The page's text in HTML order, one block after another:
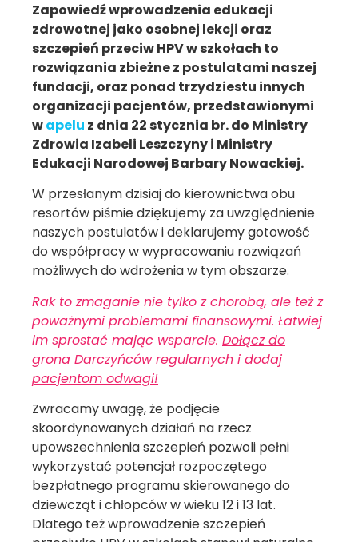
Zapowiedź wprowadzenia edukacji
zdrowotnej jako osobnej lekcji oraz
szczepień przeciw HPV w szkołach to
rozwiązania zbieżne z postulatami naszej
fundacji, oraz ponad trzydziestu innych
organizacji pacjentów, przedstawionymi
wapelu z dnia 22 stycznia br. do Ministry
Zdrowia Izabeli Leszczyny i Ministry
Edukacji Narodowej Barbary Nowackiej.
W przesłanym dzisiaj do kierownictwa obu
resortów piśmie dziękujemy za uwzględnienie
naszych postulatów i deklarujemy gotowość
do współpracy w wypracowaniu rozwiązań
możliwych do wdrożenia w tym obszarze.
Rak to zmaganie nie tylko z chorobą, ale też z
poważnymi problemami finansowymi. Łatwiej
im sprostać mając wsparcie. Dołącz do
grona Darczyńców regularnych i dodaj
pacjentom odwagi!
Zwracamy uwagę, że podjęcie
skoordynowanych działań na rzecz
upowszechnienia szczepień pozwoli pełni
wykorzystać potencjał rozpoczętego
bezpłatnego programu skierowanego do
dziewcząt i chłopców w wieku 12 i 13 lat.
Dlatego też wprowadzenie szczepień